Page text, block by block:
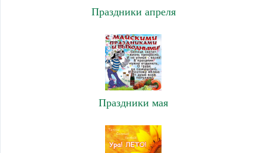
Праздники апреля
Праздники мая